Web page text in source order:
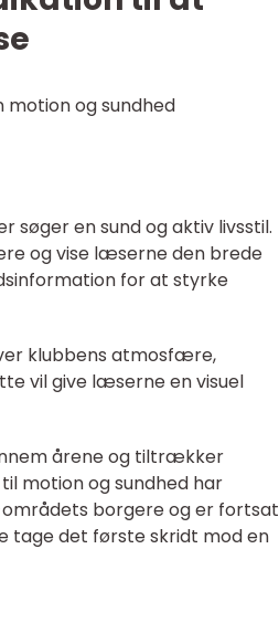
motion og sundhed
en sund og aktiv livsstil.
og vise læserne den brede
for at styrke
klubbens atmosfære,
vil give læserne en visuel
årene og tiltrækker
motion og sundhed har
borgere og er fortsat
tage det første skridt mod en